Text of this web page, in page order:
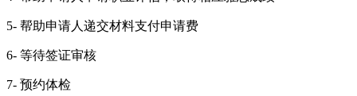
5- 帮助申请人递交材料支付申请费
6- 等待签证审核
7- 预约体检